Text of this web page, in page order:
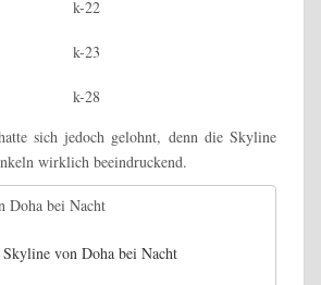
sich jedoch gelohnt, denn die Skyline
wirklich beeindruckend.
von Doha bei Nacht